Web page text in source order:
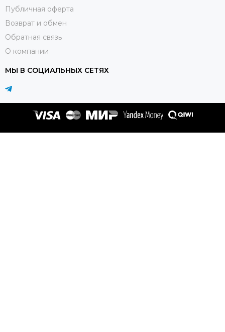
Публичная оферта
Возврат и обмен
Обратная связь
О компании
МЫ В СОЦИАЛЬНЫХ СЕТЯХ